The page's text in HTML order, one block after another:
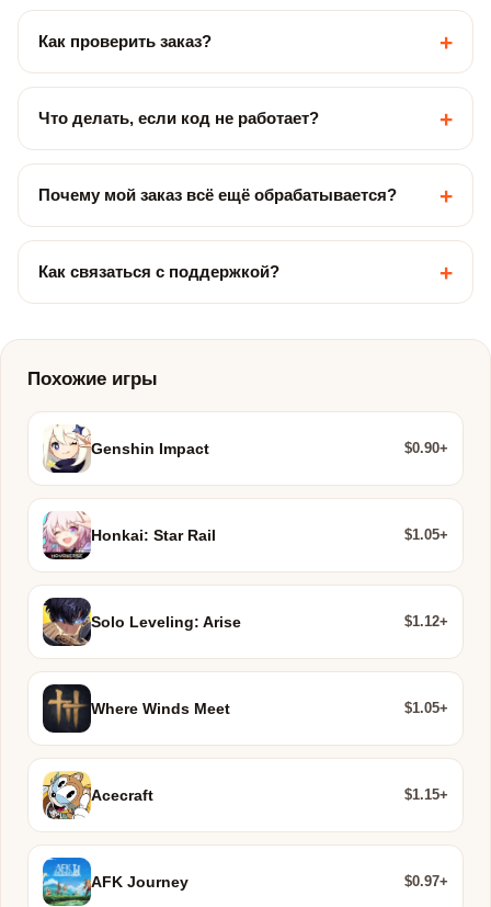
Как проверить заказ? +
Что делать, если код не работает? +
Почему мой заказ всё ещё обрабатывается? +
Как связаться с поддержкой? +
Похожие игры
Genshin Impact $0.90+
Honkai: Star Rail $1.05+
Solo Leveling: Arise $1.12+
Where Winds Meet $1.05+
Acecraft $1.15+
AFK Journey $0.97+